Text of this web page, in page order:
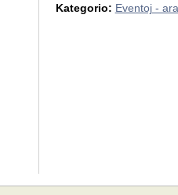
Kategorio: Eventoj -